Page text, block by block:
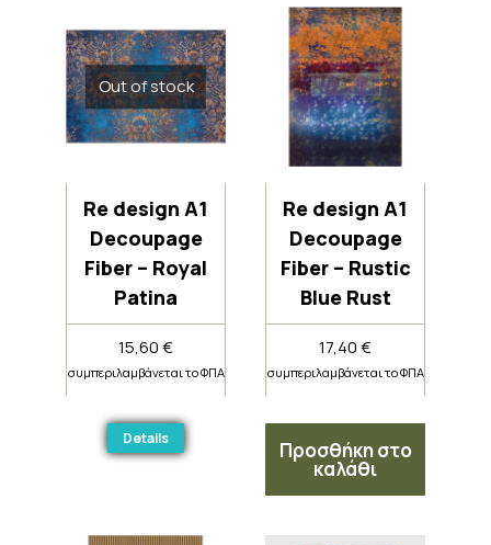
Out of stock
Re design A1
Decoupage
Fiber – Royal
Patina
15,60€
συμπεριλαμβάνεται το ΦΠΑ
Details
Re design A1
Decoupage
Fiber – Rustic
Blue Rust
17,40€
συμπεριλαμβάνεται το ΦΠΑ
Προσθήκη στο
καλάθι